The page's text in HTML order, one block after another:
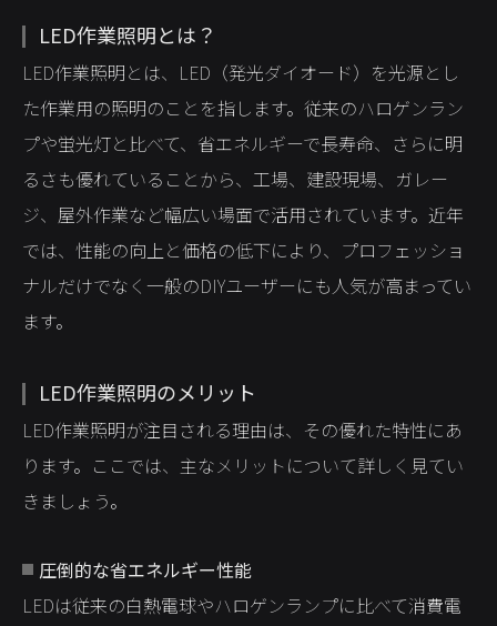
LED作業照明とは？
LED作業照明とは、LED（発光ダイオード）を光源とし
た作業用の照明のことを指します。従来のハロゲンラン
プや蛍光灯と比べて、省エネルギーで長寿命、さらに明
るさも優れていることから、工場、建設現場、ガレー
ジ、屋外作業など幅広い場面で活用されています。近年
では、性能の向上と価格の低下により、プロフェッショ
ナルだけでなく一般のDIYユーザーにも人気が高まってい
ます。
LED作業照明のメリット
LED作業照明が注目される理由は、その優れた特性にあ
ります。ここでは、主なメリットについて詳しく見てい
きましょう。
圧倒的な省エネルギー性能
LEDは従来の白熱電球やハロゲンランプに比べて消費電